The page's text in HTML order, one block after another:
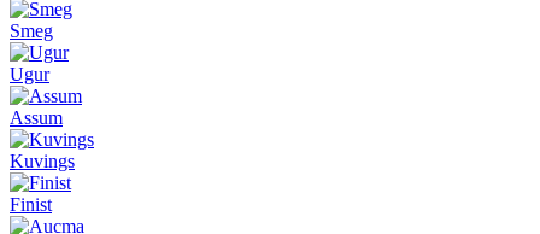
Smeg
Ugur
Assum
Kuvings
Finist